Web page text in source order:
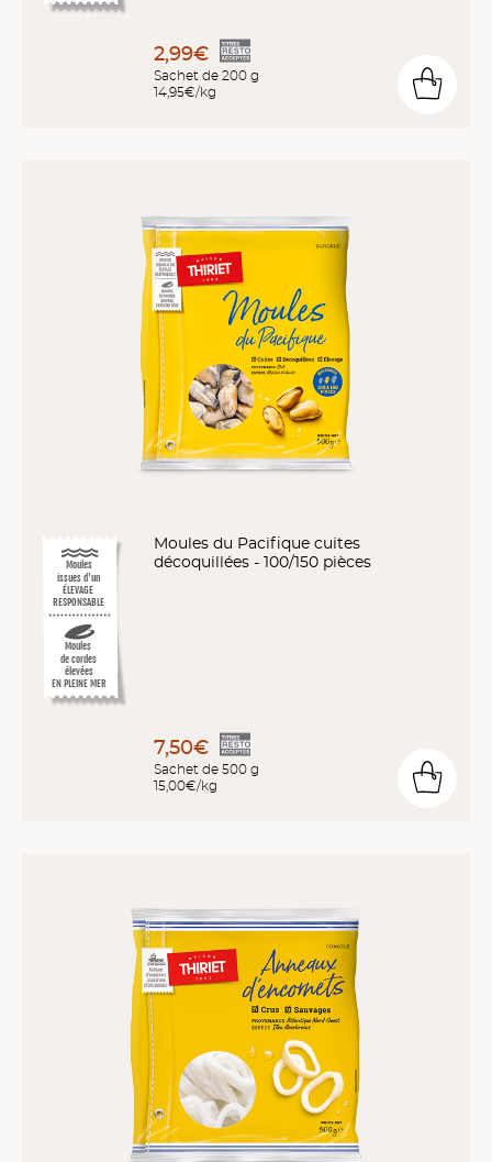
2,99€
Sachet de 200 g
14,95€/kg
Moules
de cordes
élevées
EN PLEINE MER
Moules
issues d'un
ÉLEVAGE
RESPONSABLE
Moules du Pacifique cuites
décoquillées - 100/150 pièces
7,50€
Sachet de 500 g
15,00€/kg